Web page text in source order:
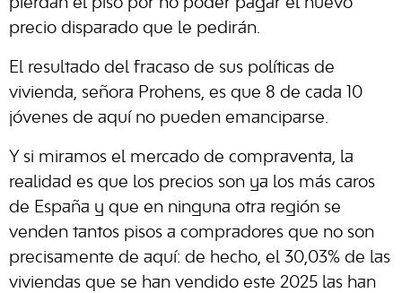
pierdan el piso por no poder pagar el nuevo
precio disparado que le pedirán.
El resultado del fracaso de sus políticas de
vivienda, señora Prohens, es que 8 de cada 10
jóvenes de aquí no pueden emanciparse.
Y si miramos el mercado de compraventa, la
realidad es que los precios son ya los más caros
de España y que en ninguna otra región se
venden tantos pisos a compradores que no son
precisamente de aquí: de hecho, el 30,03% de las
viviendas que se han vendido este 2025 las han